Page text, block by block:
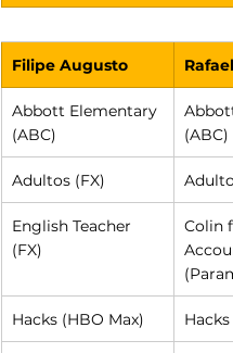
Filipe Augusto
Abbott Elementary
(ABC)
(ABC)
Adultos (FX)
English Teacher
(FX)
Colin
Hacks (HBO Max)